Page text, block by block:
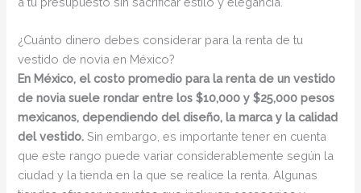
¿Cuánto dinero debes considerar para la renta de tu
vestido de novia en México?
En México, el costo promedio para la renta de un vestido
de novia suele rondar entre los $10,000 y $25,000 pesos
mexicanos, dependiendo del diseño, la marca y la calidad
del vestido. Sin embargo, es importante tener en cuenta
que este rango puede variar considerablemente según la
ciudad y la tienda en la que se realice la renta. Algunas